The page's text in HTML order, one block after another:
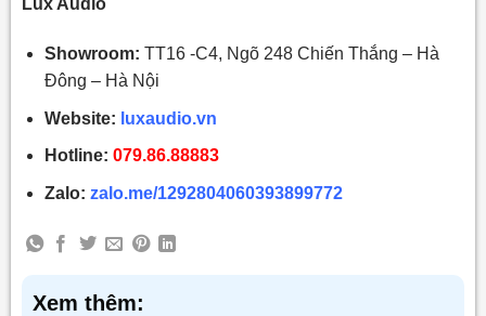
Lux Audio
Showroom: TT16 -C4, Ngõ 248 Chiến Thắng – Hà
Đông – Hà Nội
Website: luxaudio.vn
Hotline: 079.86.88883
Zalo: zalo.me/1292804060393899772
Xem thêm: